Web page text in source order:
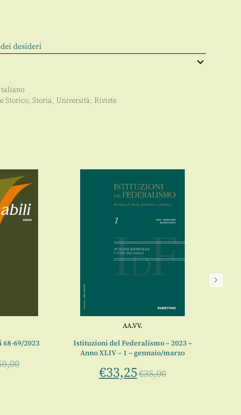
desideri
Storico, Storia, Università, Riviste
69/2023
AA.VV.
Istituzioni del Federalismo – 2023 –
Anno XLIV – 1 – gennaio/marzo
€33,25€35,00